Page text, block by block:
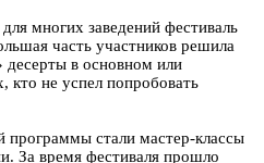
многих заведений фестиваль
часть участников решила
десерты в основном или
кто не успел попробовать
стали мастер-классы
За время фестиваля прошло